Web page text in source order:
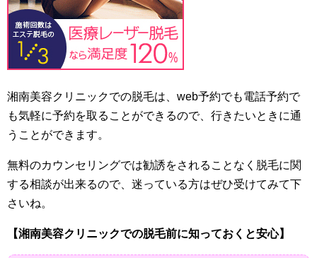
湘南美容クリニックでの脱毛は、web予約でも電話予約で
も気軽に予約を取ることができるので、行きたいときに通
うことができます。
無料のカウンセリングでは勧誘をされることなく脱毛に関
する相談が出来るので、迷っている方はぜひ受けてみて下
さいね。
【湘南美容クリニックでの脱毛前に知っておくと安心】